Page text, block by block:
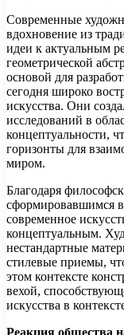
Современные
вдохновение из
идеи к актуальным
геометрической
основой для
сегодня широко
искусства. Они
исследований в
концептуальности,
горизонты для
миром.
Благодаря
сформировавшимся
современное
концептуальным.
нестандартные
стилевые приемы,
этом контексте
вехой,
искусства в
Реакция общества